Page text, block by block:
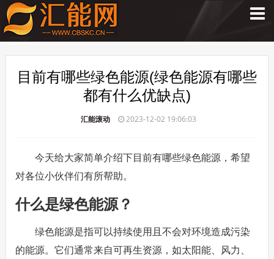
目前有哪些绿色能源(绿色能源有哪些
都有什么优缺点)
汇能滚动 2023-12-02 19:06:03
今天给大家简单介绍下目前有哪些绿色能源，希望
对各位小伙伴们有所帮助。
什么是绿色能源？
绿色能源是指可以持续使用且不会对环境造成污染
的能源。它们通常来自可再生资源，如太阳能、风力、